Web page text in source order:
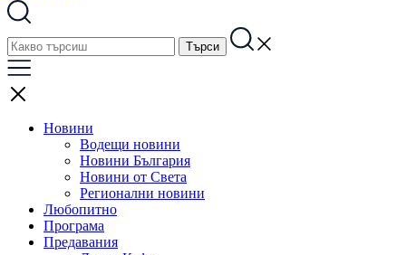
Новини
Водещи новини
Новини България
Новини от Света
Регионални новини
Любопитно
Програма
Предавания